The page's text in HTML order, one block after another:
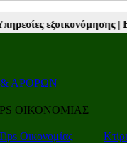
|Β2Β νέα |Autotriti.gr |
ΑΡΘΡΩΝ
ΟΙΚΟΝΟΜΙΑΣ
Οικονομίας